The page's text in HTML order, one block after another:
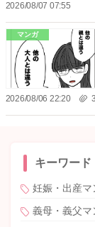
2026/08/07 07:55
マンガ
2026/08/06 22:20 3
キーワード
妊娠・出産マ
義母・義父マ